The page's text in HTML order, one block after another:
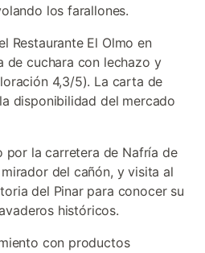
los farallones.
Restaurante El Olmo en
de cuchara con lechazo y
4,3/5). La carta de
disponibilidad del mercado
por la carretera de Nafría de
del cañón, y visita al
del Pinar para conocer su
históricos.
con productos